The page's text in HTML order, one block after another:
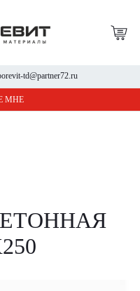
td@partner72.ru
МНЕ